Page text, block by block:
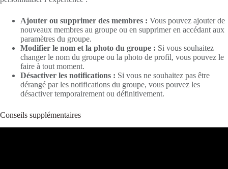
Ajouter ou supprimer des membres : Vous pouvez ajouter de
nouveaux membres au groupe ou en supprimer en accédant aux
paramètres du groupe.
Modifier le nom et la photo du groupe : Si vous souhaitez
changer le nom du groupe ou la photo de profil, vous pouvez le
faire à tout moment.
Désactiver les notifications : Si vous ne souhaitez pas être
dérangé par les notifications du groupe, vous pouvez les
désactiver temporairement ou définitivement.
Conseils supplémentaires